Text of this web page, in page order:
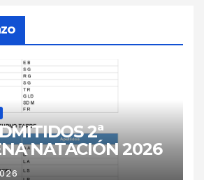
2ª
NATACIÓN 2026